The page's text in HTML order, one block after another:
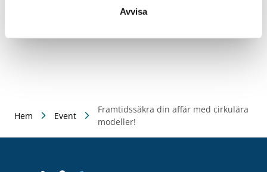
Avvisa
Hem Event
Framtidssäkra din affär med cirkulära
modeller!